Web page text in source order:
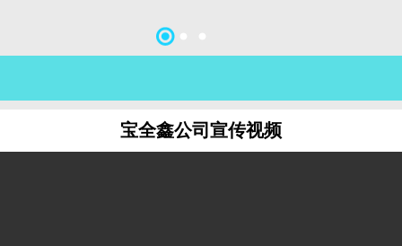
关于我们
联系我们
51La
宝全鑫公司宣传视频